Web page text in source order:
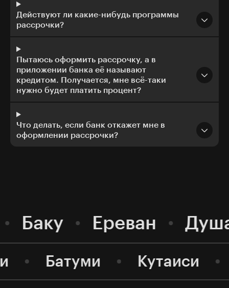
Действуют ли какие-нибудь программы
рассрочки?
Пытаюсь оформить рассрочку, а в
приложении банка её называют
кредитом. Получается, мне всё-таки
нужно будет платить процент?
Что делать, если банк откажет мне в
оформлении рассрочки?
Баку Ереван
Кутаиси
Батуми